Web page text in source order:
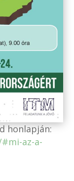
honlapján:
az-a-